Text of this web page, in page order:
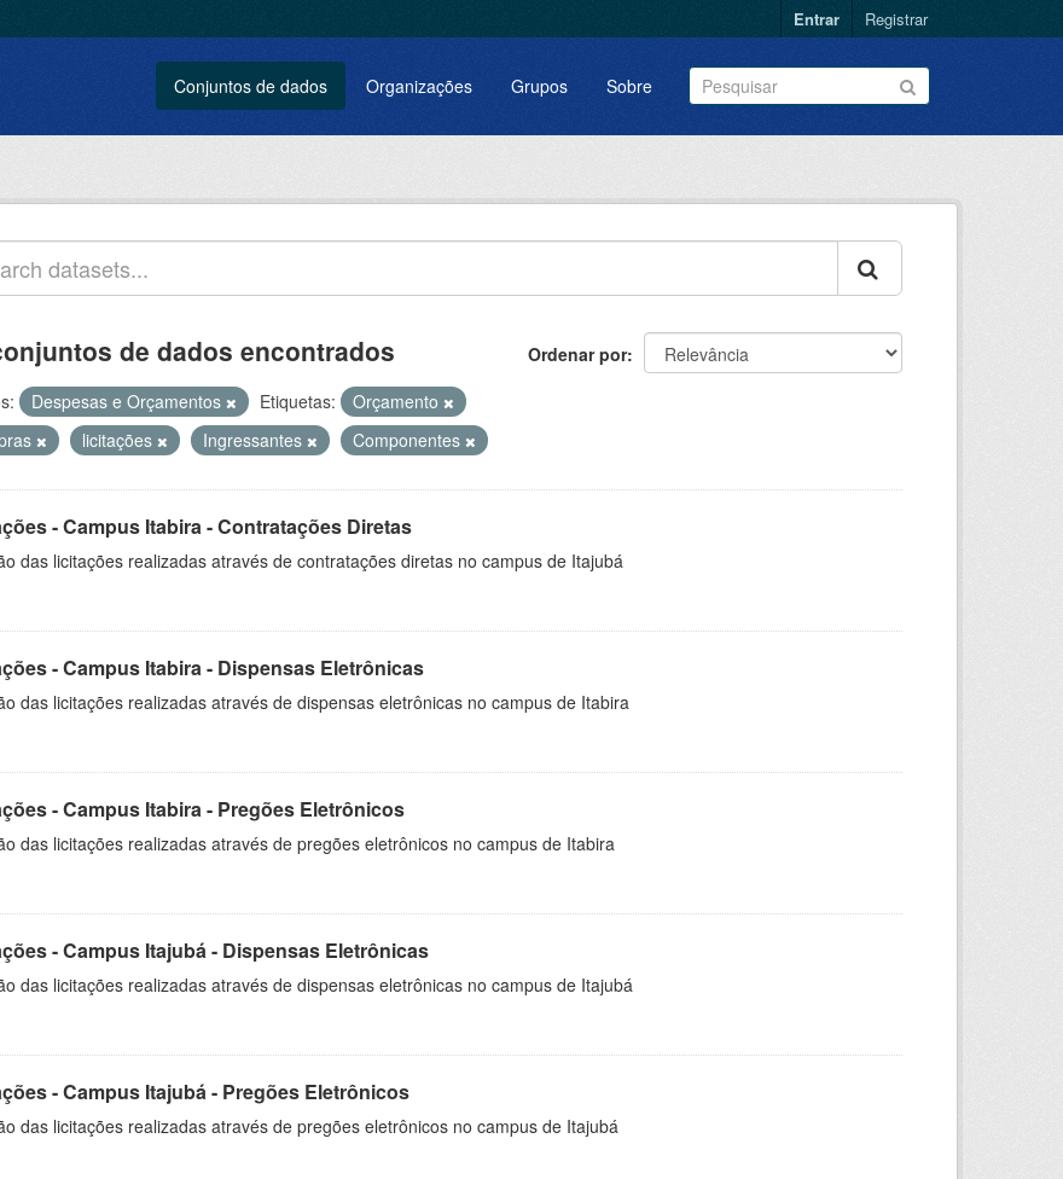
Entrar Registrar
Conjuntos de dados Organizações Grupos Sobre
Ordenar por
de dados encontrados
Despesas e Orçamentos Etiquetas:
Orçamento
licitações Ingressantes Componentes
- Campus Itabira - Contratações Diretas
das licitações realizadas através de contratações diretas no campus de Itajubá
- Campus Itabira - Dispensas Eletrônicas
das licitações realizadas através de dispensas eletrônicas no campus de Itabira
- Campus Itabira - Pregões Eletrônicos
das licitações realizadas através de pregões eletrônicos no campus de Itabira
- Campus Itajubá - Dispensas Eletrônicas
das licitações realizadas através de dispensas eletrônicas no campus de Itajubá
- Campus Itajubá - Pregões Eletrônicos
das licitações realizadas através de pregões eletrônicos no campus de Itajubá